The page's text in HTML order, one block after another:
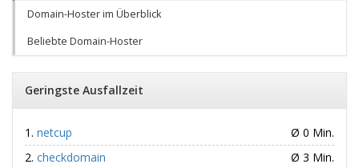
Domain-Hoster im Überblick
Beliebte Domain-Hoster
Geringste Ausfallzeit
netcup
Ø 0 Min.
checkdomain
Ø 3 Min.